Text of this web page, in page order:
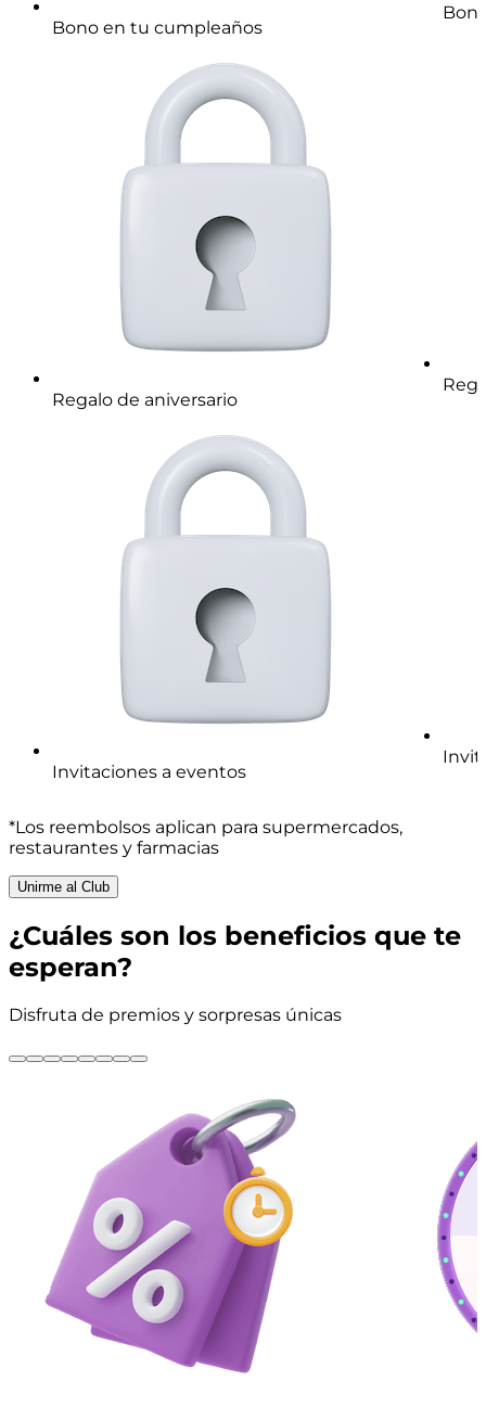
Bono en tu cumpleaños
Regalo de aniversario
Invitaciones a eventos
*Los reembolsos aplican para supermercados,
restaurantes y farmacias
Unirme al Club
¿Cuáles son los beneficios que te
esperan?
Disfruta de premios y sorpresas únicas